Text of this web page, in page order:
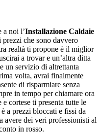
a noi l’Installazione Caldaie
che sono davvero
realtà ti propone è il miglior
a trovar e un’altra ditta
un servizio di altrettanta
volta, avrai finalmente
di risparmiare senza
in tempo per chiamare ora
cortese ti presenta tutte le
a prezzi bloccati e fissi da
avere dei veri professionisti al
in rosso.